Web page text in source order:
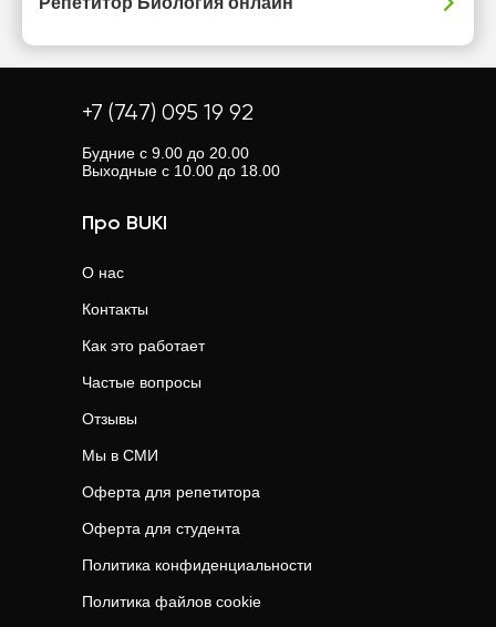
+7 (747) 095 19 92
Будние с 9.00 до 20.00
Выходные с 10.00 до 18.00
Про BUKI
О нас
Контакты
Как это работает
Частые вопросы
Отзывы
Мы в СМИ
Оферта для репетитора
Оферта для студента
Политика конфиденциальности
Политика файлов cookie